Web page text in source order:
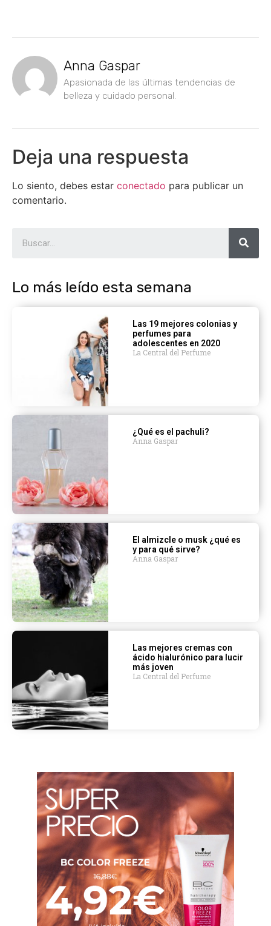
Anna Gaspar
Apasionada de las últimas tendencias de
belleza y cuidado personal.
Deja una respuesta
Lo siento, debes estar conectado para publicar un
comentario.
Lo más leído esta semana
Las 19 mejores colonias y
perfumes para
adolescentes en 2020
La Central del Perfume
¿Qué es el pachuli?
Anna Gaspar
El almizcle o musk ¿qué es
y para qué sirve?
Anna Gaspar
Las mejores cremas con
ácido hialurónico para lucir
más joven
La Central del Perfume